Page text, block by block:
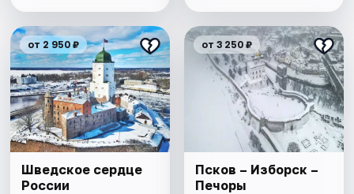
от 2 950 ₽
Шведское сердце
России
от 3 250 ₽
Псков – Изборск –
Печоры